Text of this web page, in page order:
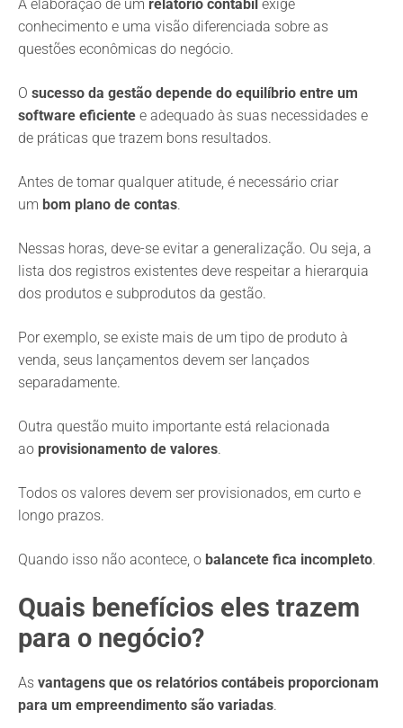
A elaboração de um relatório contábil exige
conhecimento e uma visão diferenciada sobre as
questões econômicas do negócio.
O sucesso da gestão depende do equilíbrio entre um
software eficiente e adequado às suas necessidades e
de práticas que trazem bons resultados.
Antes de tomar qualquer atitude, é necessário criar
um bom plano de contas.
Nessas horas, deve-se evitar a generalização. Ou seja, a
lista dos registros existentes deve respeitar a hierarquia
dos produtos e subprodutos da gestão.
Por exemplo, se existe mais de um tipo de produto à
venda, seus lançamentos devem ser lançados
separadamente.
Outra questão muito importante está relacionada
ao provisionamento de valores.
Todos os valores devem ser provisionados, em curto e
longo prazos.
Quando isso não acontece, o balancete fica incompleto.
Quais benefícios eles trazem
para o negócio?
As vantagens que os relatórios contábeis proporcionam
para um empreendimento são variadas.